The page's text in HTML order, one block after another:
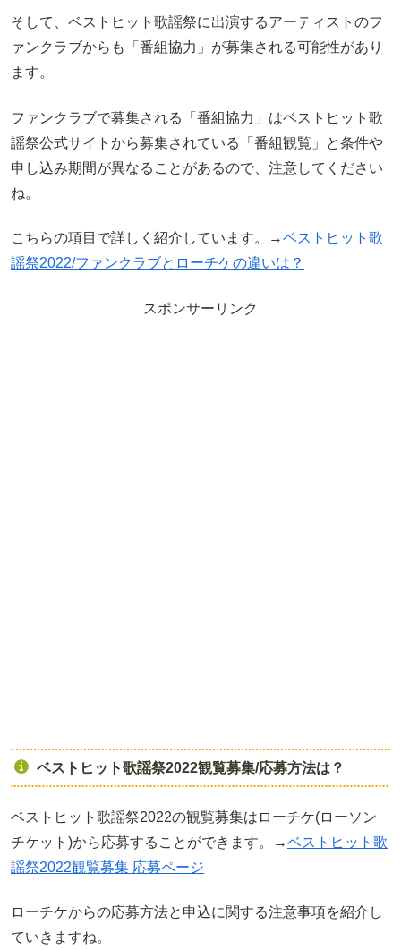
そして、ベストヒット歌謡祭に出演するアーティストのフ
ァンクラブからも「番組協力」が募集される可能性があり
ます。
ファンクラブで募集される「番組協力」はベストヒット歌
謡祭公式サイトから募集されている「番組観覧」と条件や
申し込み期間が異なることがあるので、注意してください
ね。
こちらの項目で詳しく紹介しています。→ベストヒット歌
謡祭2022/ファンクラブとローチケの違いは？
スポンサーリンク
ベストヒット歌謡祭2022観覧募集/応募方法は？
ベストヒット歌謡祭2022の観覧募集はローチケ(ローソン
チケット)から応募することができます。→ベストヒット歌
謡祭2022観覧募集 応募ページ
ローチケからの応募方法と申込に関する注意事項を紹介し
ていきますね。